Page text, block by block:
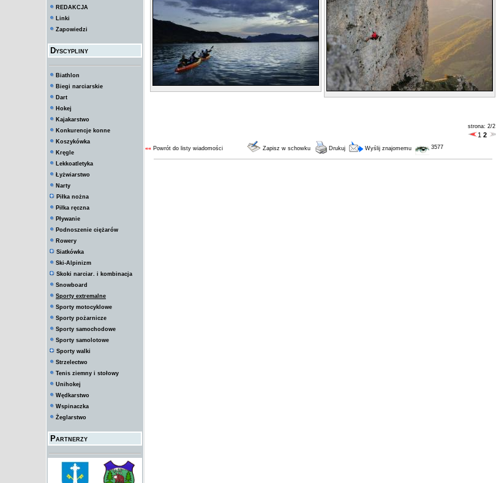
REDAKCJA
Linki
Zapowiedzi
Dyscypliny
Biathlon
Biegi narciarskie
Dart
Hokej
Kajakarstwo
Konkurencje konne
Koszykówka
Kręgle
Lekkoatletyka
Łyżwiarstwo
Narty
Piłka nożna
Piłka ręczna
Pływanie
Podnoszenie ciężarów
Rowery
Siatkówka
Ski-Alpinizm
Skoki narciar. i kombinacja
Snowboard
Sporty extremalne
Sporty motocyklowe
Sporty pożarnicze
Sporty samochodowe
Sporty samolotowe
Sporty walki
Strzelectwo
Tenis ziemny i stołowy
Unihokej
Wędkarstwo
Wspinaczka
Żeglarstwo
Partnerzy
strona: 2/2
1 2
«« Powrót do listy wiadomości Zapisz w schowku Drukuj Wyślij znajomemu 3577